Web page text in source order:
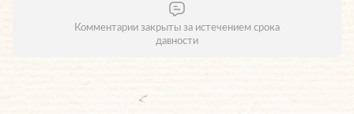
Комментарии закрыты за истечением срока
давности